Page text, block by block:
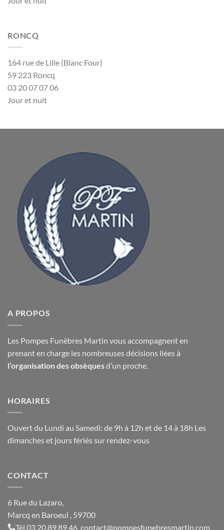
RONCQ
164 rue de Lille (Blanc Four)
59 223 Roncq
03 20 07 07 06
Jour et nuit
A PROPOS
Les Pompes Funèbres Martin vous accompagnent en
prenant en charge les nombreuses décisions liées à
l’organisation des obsèquesd’un proche.
HORAIRES
Ouvert du Lundi au Samedi: de 9h à 12h et de 14 à 18h Les
dimanches et jours fériés sur rendez-vous
CONTACT
6 Rue du Lazaro,
Marcq en Baroeul , 59700
Tél 03 20 89 89 46 contact@pompesfunebresmartin.com